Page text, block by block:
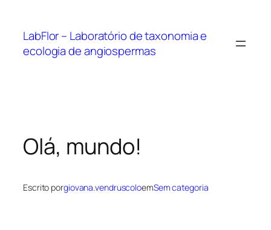
conteúdo
LabFlor – Laboratório de taxonomia e
ecologia de angiospermas
Olá, mundo!
Escrito porgiovana.vendruscoloemSem categoria